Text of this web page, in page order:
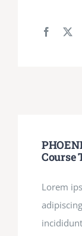
Course
Lorem